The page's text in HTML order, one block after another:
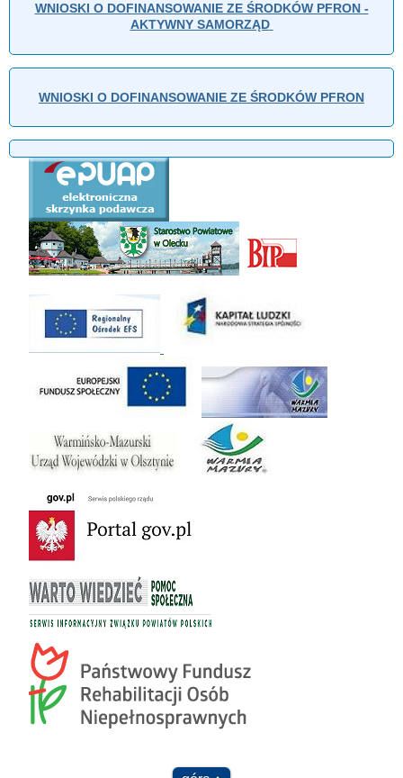
WNIOSKI O DOFINANSOWANIE ZE ŚRODKÓW PFRON -
AKTYWNY SAMORZĄD
WNIOSKI O DOFINANSOWANIE ZE ŚRODKÓW PFRON